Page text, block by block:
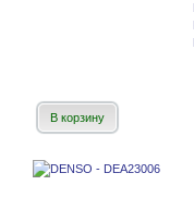
В корзину